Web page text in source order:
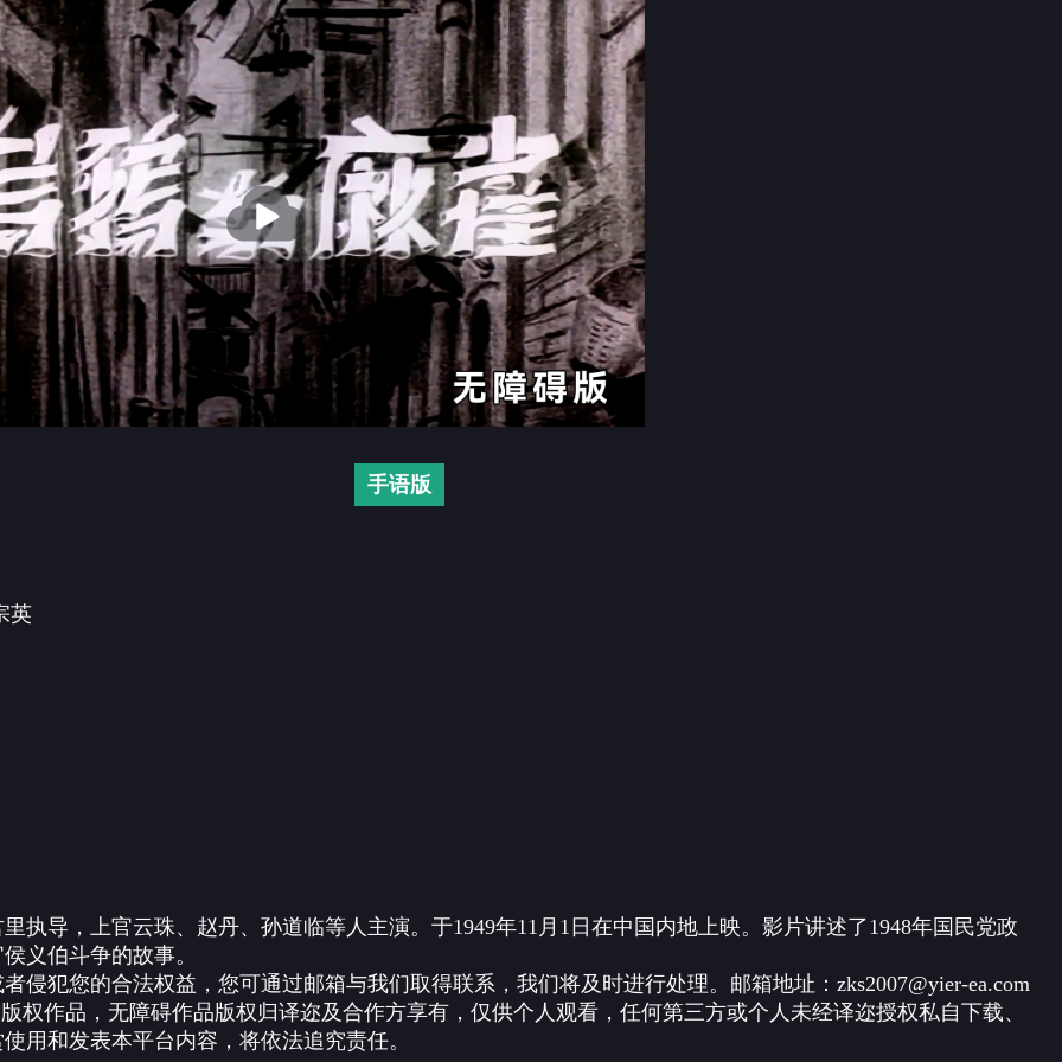
播
放
手语版
英
执导，上官云珠、赵丹、孙道临等人主演。于1949年11月1日在中国内地上映。影片讲述了1948年国民党政
义伯斗争的故事。
侵犯您的合法权益，您可通过邮箱与我们取得联系，我们将及时进行处理。邮箱地址：zks2007@yier-ea.com
权作品，无障碍作品版权归译迩及合作方享有，仅供个人观看，任何第三方或个人未经译迩授权私自下载、
用和发表本平台内容，将依法追究责任。